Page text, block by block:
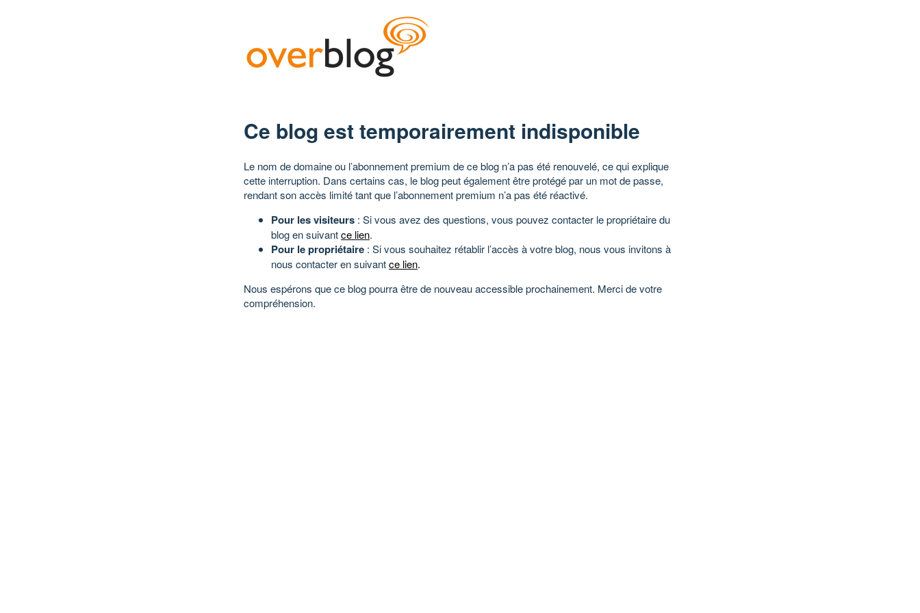
Ce blog est temporairement indisponible
Le nom de domaine ou l’abonnement premium de ce blog n’a pas été renouvelé, ce qui explique
cette interruption. Dans certains cas, le blog peut également être protégé par un mot de passe,
rendant son accès limité tant que l’abonnement premium n’a pas été réactivé.
Pour les visiteurs : Si vous avez des questions, vous pouvez contacter le propriétaire du
blog en suivantce lien.
Pour le propriétaire : Si vous souhaitez rétablir l’accès à votre blog, nous vous invitons à
nous contacter en suivantce lien.
Nous espérons que ce blog pourra être de nouveau accessible prochainement. Merci de votre
compréhension.